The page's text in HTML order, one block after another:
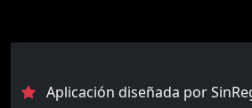
Aplicación diseñada por